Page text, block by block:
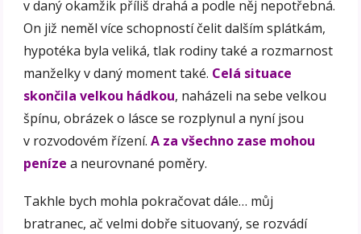
v daný okamžik příliš drahá a podle něj nepotřebná.
On již neměl více schopností čelit dalším splátkám,
hypotéka byla veliká, tlak rodiny také a rozmarnost
manželky v daný moment také. Celá situace
skončila velkou hádkou, naházeli na sebe velkou
špínu, obrázek o lásce se rozplynul a nyní jsou
v rozvodovém řízení.A za všechno zase mohou
peníze a neurovnané poměry.
Takhle bych mohla pokračovat dále… můj
bratranec, ač velmi dobře situovaný, se rozvádí